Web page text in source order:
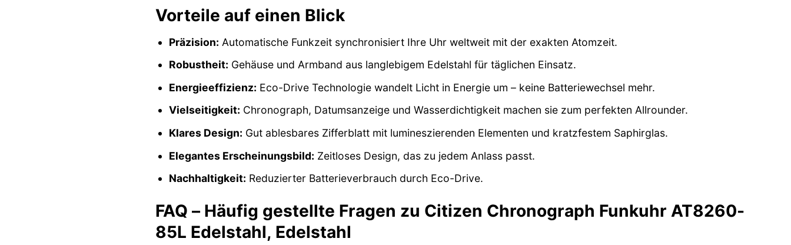
Vorteile auf einen Blick
Präzision: Automatische Funkzeit synchronisiert Ihre Uhr weltweit mit der exakten Atomzeit.
Robustheit: Gehäuse und Armband aus langlebigem Edelstahl für täglichen Einsatz.
Energieeffizienz: Eco-Drive Technologie wandelt Licht in Energie um – keine Batteriewechsel mehr.
Vielseitigkeit: Chronograph, Datumsanzeige und Wasserdichtigkeit machen sie zum perfekten Allrounder.
Klares Design: Gut ablesbares Zifferblatt mit lumineszierenden Elementen und kratzfestem Saphirglas.
Elegantes Erscheinungsbild: Zeitloses Design, das zu jedem Anlass passt.
Nachhaltigkeit: Reduzierter Batterieverbrauch durch Eco-Drive.
FAQ – Häufig gestellte Fragen zu Citizen Chronograph Funkuhr AT8260-
85L Edelstahl, Edelstahl